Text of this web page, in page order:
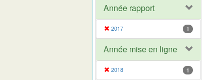
Année rapport
2017 1
Année mise en ligne
2018 1